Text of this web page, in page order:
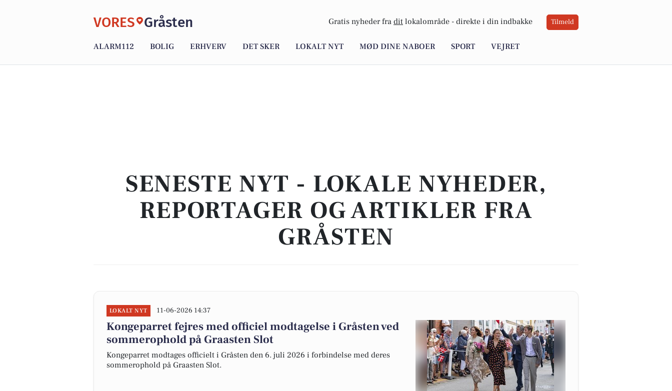
VORES Gråsten Gratis nyheder fra dit lokalområde - direkte i din indbakke Tilmeld
ALARM112 BOLIG ERHVERV DET SKER LOKALT NYT MØD DINE NABOER SPORT VEJRET
SENESTE NYT - LOKALE NYHEDER,
REPORTAGER OG ARTIKLER FRA
GRÅSTEN
LOKALT NYT 11-06-2026 14:37
Kongeparret fejres med officiel modtagelse i Gråsten ved
sommerophold på Graasten Slot
Kongeparret modtages officielt i Gråsten den 6. juli 2026 i forbindelse med deres
sommerophold på Graasten Slot.